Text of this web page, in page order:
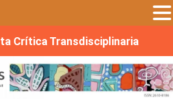
Crítica Transdisciplinaria